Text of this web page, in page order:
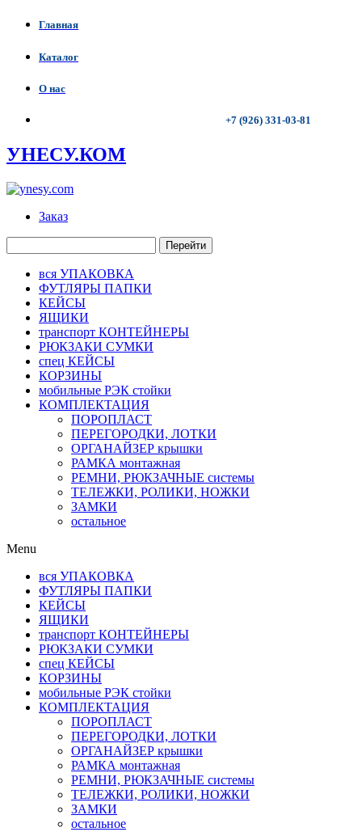
Главная
Каталог
О нас
+7 (926) 331-03-81
УНЕСУ.КОМ
Заказ
Перейти
вся УПАКОВКА
ФУТЛЯРЫ ПАПКИ
КЕЙСЫ
ЯЩИКИ
транспорт КОНТЕЙНЕРЫ
РЮКЗАКИ СУМКИ
спец КЕЙСЫ
КОРЗИНЫ
мобильные РЭК стойки
КОМПЛЕКТАЦИЯ
ПОРОПЛАСТ
ПЕРЕГОРОДКИ, ЛОТКИ
ОРГАНАЙЗЕР крышки
РАМКА монтажная
РЕМНИ, РЮКЗАЧНЫЕ системы
ТЕЛЕЖКИ, РОЛИКИ, НОЖКИ
ЗАМКИ
остальное
Menu
вся УПАКОВКА
ФУТЛЯРЫ ПАПКИ
КЕЙСЫ
ЯЩИКИ
транспорт КОНТЕЙНЕРЫ
РЮКЗАКИ СУМКИ
спец КЕЙСЫ
КОРЗИНЫ
мобильные РЭК стойки
КОМПЛЕКТАЦИЯ
ПОРОПЛАСТ
ПЕРЕГОРОДКИ, ЛОТКИ
ОРГАНАЙЗЕР крышки
РАМКА монтажная
РЕМНИ, РЮКЗАЧНЫЕ системы
ТЕЛЕЖКИ, РОЛИКИ, НОЖКИ
ЗАМКИ
остальное